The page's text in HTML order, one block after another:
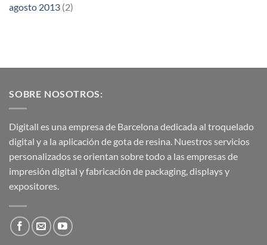
agosto 2013 (2)
SOBRE NOSOTROS:
Digitall es una empresa de Barcelona dedicada al troquelado
digital y a la aplicación de gota de resina. Nuestros servicios
personalizados se orientan sobre todo a las empresas de
impresión digital y fabricación de packaging, displays y
expositores.